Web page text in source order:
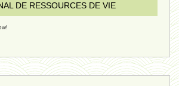
DE RESSOURCES DE VIE